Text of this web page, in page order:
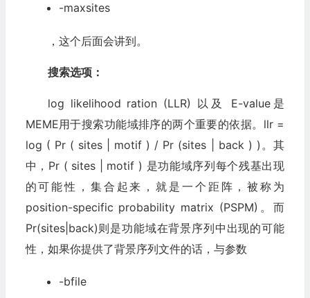
-maxsites
，这个后面会讲到。
搜索选项：
log likelihood ration (LLR) 以及 E-value是
MEME用于搜索功能域排序的两个重要的依据。llr =
log ( Pr ( sites | motif ) / Pr (sites | back ) )。其
中，Pr ( sites | motif ) 是功能域序列每个残基出现
的可能性，集合起来，就是一个距阵，被称为
position-specific probability matrix (PSPM)。而
Pr(sites|back)则是功能域在背景序列中出现的可能
性，如果你提供了背景序列文件的话，与参数
-bfile